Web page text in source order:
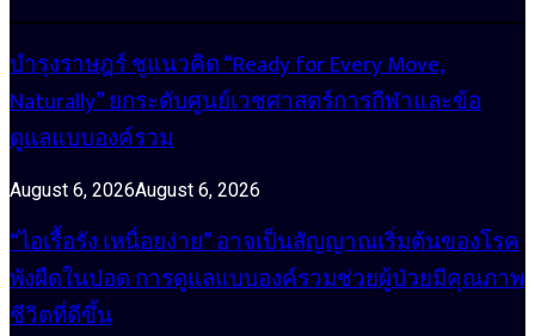
บำรุงราษฎร์ ชูแนวคิด “Ready for Every Move,
Naturally” ยกระดับศูนย์เวชศาสตร์การกีฬาและข้อ
ดูแลแบบองค์รวม
August 6, 2026August 6, 2026
“ไอเรื้อรัง เหนื่อยง่าย” อาจเป็นสัญญาณเริ่มต้นของโรค
พังผืดในปอด การดูแลแบบองค์รวมช่วยผู้ป่วยมีคุณภาพ
ชีวิตที่ดีขึ้น